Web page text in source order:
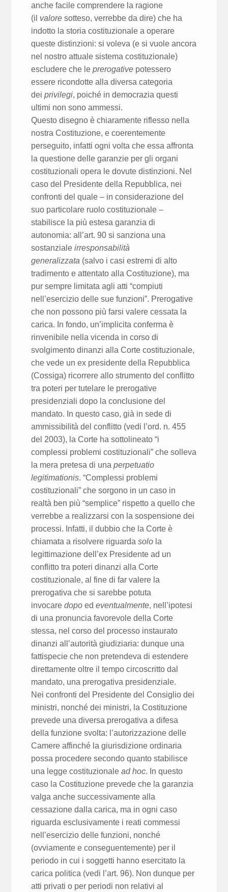
anche facile comprendere la ragione
(il valore sotteso, verrebbe da dire) che ha
indotto la storia costituzionale a operare
queste distinzioni: si voleva (e si vuole ancora
nel nostro attuale sistema costituzionale)
escludere che leprerogative potessero
essere ricondotte alla diversa categoria
deiprivilegi, poiché in democrazia questi
ultimi non sono ammessi.
Questo disegno è chiaramente riflesso nella
nostra Costituzione, e coerentemente
perseguito, infatti ogni volta che essa affronta
la questione delle garanzie per gli organi
costituzionali opera le dovute distinzioni. Nel
caso del Presidente della Repubblica, nei
confronti del quale – in considerazione del
suo particolare ruolo costituzionale –
stabilisce la più estesa garanzia di
autonomia: all’art. 90 si sanziona una
sostanzialeirresponsabilità
generalizzata (salvo i casi estremi di alto
tradimento e attentato alla Costituzione), ma
pur sempre limitata agli atti “compiuti
nell’esercizio delle sue funzioni”. Prerogative
che non possono più farsi valere cessata la
carica. In fondo, un’implicita conferma è
rinvenibile nella vicenda in corso di
svolgimento dinanzi alla Corte costituzionale,
che vede un ex presidente della Repubblica
(Cossiga) ricorrere allo strumento del conflitto
tra poteri per tutelare le prerogative
presidenziali dopo la conclusione del
mandato. In questo caso, già in sede di
ammissibilità del conflitto (vedi l’ord. n. 455
del 2003), la Corte ha sottolineato “i
complessi problemi costituzionali” che solleva
la mera pretesa di unaperpetuatio
legitimationis. “Complessi problemi
costituzionali” che sorgono in un caso in
realtà ben più “semplice” rispetto a quello che
verrebbe a realizzarsi con la sospensione dei
processi. Infatti, il dubbio che la Corte è
chiamata a risolvere riguardasolo la
legittimazione dell’ex Presidente ad un
conflitto tra poteri dinanzi alla Corte
costituzionale, al fine di far valere la
prerogativa che si sarebbe potuta
invocaredopoedeventualmente, nell’ipotesi
di una pronuncia favorevole della Corte
stessa, nel corso del processo instaurato
dinanzi all’autorità giudiziaria: dunque una
fattispecie che non pretendeva di estendere
direttamente oltre il tempo circoscritto dal
mandato, una prerogativa presidenziale.
Nei confronti del Presidente del Consiglio dei
ministri, nonché dei ministri, la Costituzione
prevede una diversa prerogativa a difesa
della funzione svolta: l’autorizzazione delle
Camere affinché la giurisdizione ordinaria
possa procedere secondo quanto stabilisce
una legge costituzionalead hoc. In questo
caso la Costituzione prevede che la garanzia
valga anche successivamente alla
cessazione dalla carica, ma in ogni caso
riguarda esclusivamente i reati commessi
nell’esercizio delle funzioni, nonché
(ovviamente e conseguentemente) per il
periodo in cui i soggetti hanno esercitato la
carica politica (vedi l’art. 96). Non dunque per
atti privati o per periodi non relativi al